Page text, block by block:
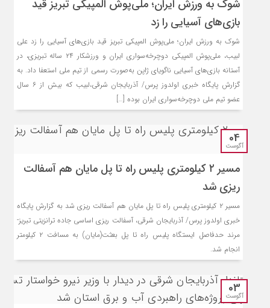
شوک به ورزش ایران؛ ملی‌پوش المپیکی تبریز قید
بازی‌های آسیایی را زد
شوک به ورزش ایران؛ ملی‌پوش المپیکی تبریز قید بازی‌های آسیایی را زد علی
لبیب، ملی‌پوش المپیکی دوچرخه‌سواری ایران و ورزشکار ۲۴ ساله تبریزی، در
آستانه بازی‌های آسیایی ناگویای ژاپن به‌صورت رسمی از تیم ملی استعفا داد. به
گزارش پایگاه خبری اولدوز پرس/ آذربایجان شرقی،لبیب که بیش از ۶ سال
عضو تیم ملی دوچرخه‌سواری ایران بوده […]
04
آگوست
مسیر ۲ کیلومتری پلیس راه تا پل مایان هم آسفالت
ریزی شد
مسیر ۲ کیلومتری پلیس راه تا پل مایان هم آسفالت ریزی شد به گزارش پایگاه
خبری اولدوز پرس/ آذربایجان شرقی، آسفالت ریزی اساسی جاده ترانزیتی تبریز-
مرند حدفاصل ایستگاه پلیس راه تا پل بعثت(مایان) به مسافت ۲ کیلومتر
انجام شد.
03
آگوست